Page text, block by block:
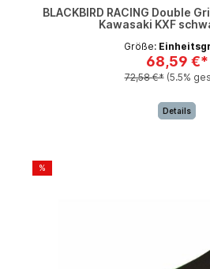
BLACKBIRD RACING Double
Kawasaki KXF
Größe:
68,59 €*
72,58 €* (5.5%
Details
%